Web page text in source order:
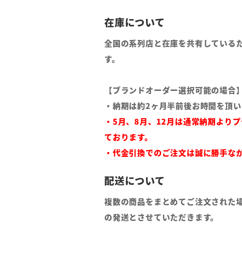
全国の系列店と在庫を共有している
す。
【ブランドオーダー選択可能の場合】
・納期は約2ヶ月半前後お時間を頂い
・5月、8月、12月は通常納期より
ております。
・代金引換でのご注文は誠に勝手な
複数の商品をまとめてご注文された
の発送とさせていただきます。